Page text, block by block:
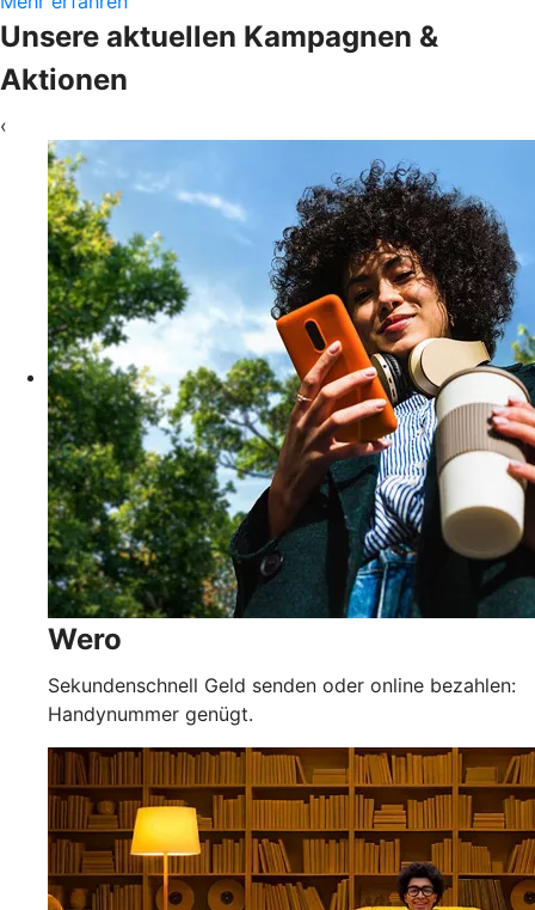
Unsere aktuellen Kampagnen &
Aktionen
‹
Wero
Sekundenschnell Geld senden oder online bezahlen:
Handynummer genügt.